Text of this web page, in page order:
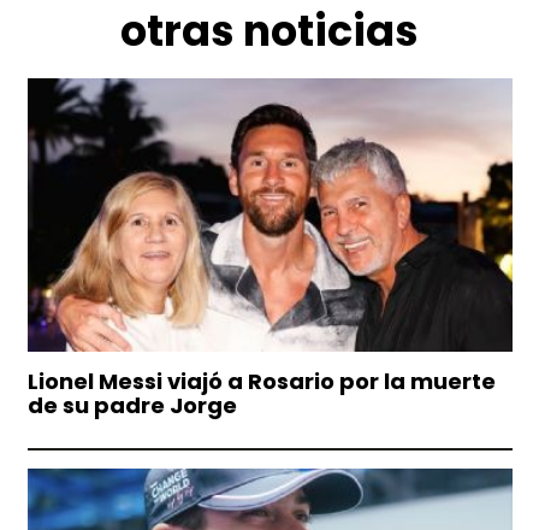
otras noticias
Lionel Messi viajó a Rosario por la muerte
de su padre Jorge